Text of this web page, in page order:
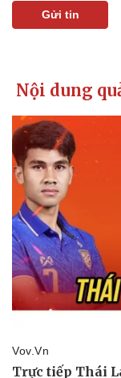
Thể thao
Bóng đá
Lịch thi đấu bóng đá
Thế giới thể thao
Gửi tin